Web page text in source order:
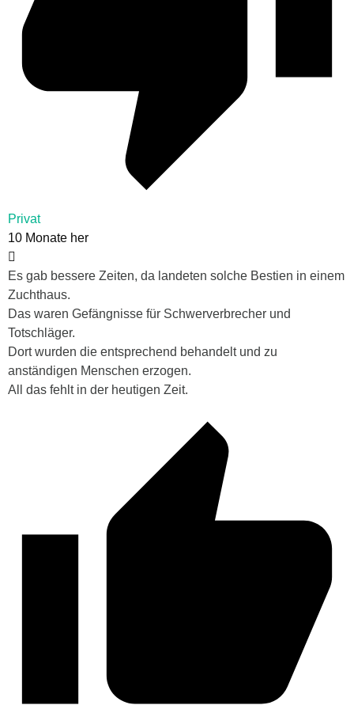
Privat
10 Monate her
Es gab bessere Zeiten, da landeten solche Bestien in einem
Zuchthaus.
Das waren Gefängnisse für Schwerverbrecher und
Totschläger.
Dort wurden die entsprechend behandelt und zu
anständigen Menschen erzogen.
All das fehlt in der heutigen Zeit.